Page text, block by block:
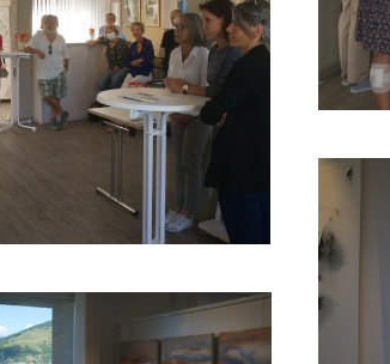
Read more